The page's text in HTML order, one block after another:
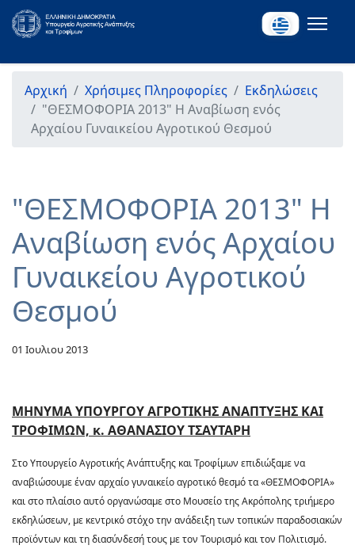
Αρχική Χρήσιμες Πληροφορίες
Εκδηλώσεις
"ΘΕΣΜΟΦΟΡΙΑ 2013" Η Αναβίωση ενός
Αρχαίου Γυναικείου Αγροτικού Θεσμού
"ΘΕΣΜΟΦΟΡΙΑ 2013" Η
Αναβίωση ενός Αρχαίου
Γυναικείου Αγροτικού
Θεσμού
01 Ιουλιου 2013
ΜΗΝΥΜΑ ΥΠΟΥΡΓΟΥ ΑΓΡΟΤΙΚΗΣ ΑΝΑΠΤΥΞΗΣ ΚΑΙ
ΤΡΟΦΙΜΩΝ, κ. ΑΘΑΝΑΣΙΟΥ ΤΣΑΥΤΑΡΗ
Στο Υπουργείο Αγροτικής Ανάπτυξης και Τροφίμων επιδιώξαμε να
αναβιώσουμε έναν αρχαίο γυναικείο αγροτικό θεσμό τα «ΘΕΣΜΟΦΟΡΙΑ»
και στο πλαίσιο αυτό οργανώσαμε στο Μουσείο της Ακρόπολης τριήμερο
εκδηλώσεων, με κεντρικό στόχο την ανάδειξη των τοπικών παραδοσιακών
προϊόντων και τη διασύνδεσή τους με τον Τουρισμό και τον Πολιτισμό.